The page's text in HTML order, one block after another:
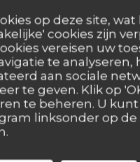
op deze site,
cookies zijn
vereisen uw
te analyseren,
aan sociale
te geven. Klik op
te beheren. U
linksonder op de
de délicieux
avec beaucoup
de mes amis m'a
le site,
/5 Kwaliteit / Prijs:5/5